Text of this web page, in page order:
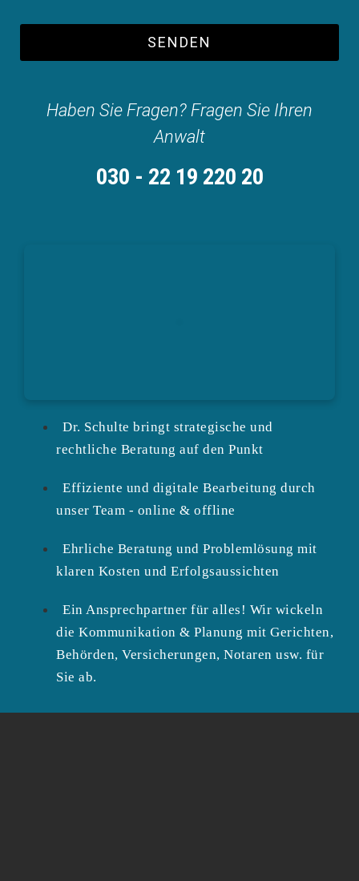
SENDEN
Haben Sie Fragen? Fragen Sie Ihren
Anwalt
030 - 22 19 220 20
Dr. Schulte bringt strategische und
rechtliche Beratung auf den Punkt
Effiziente und digitale Bearbeitung durch
unser Team - online & offline
Ehrliche Beratung und Problemlösung mit
klaren Kosten und Erfolgsaussichten
Ein Ansprechpartner für alles! Wir wickeln
die Kommunikation & Planung mit Gerichten,
Behörden, Versicherungen, Notaren usw. für
Sie ab.